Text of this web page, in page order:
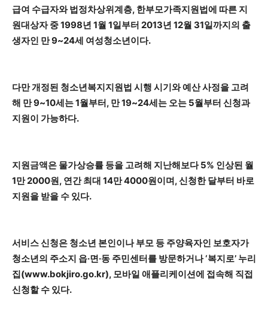
급여 수급자와 법정차상위계층, 한부모가족지원법에 따른 지
원대상자 중 1998년 1월 1일부터 2013년 12월 31일까지의 출
생자인 만 9~24세 여성청소년이다.
다만 개정된 청소년복지지원법 시행 시기와 예산 사정을 고려
해 만 9~10세는 1월부터, 만 19~24세는 오는 5월부터 신청과
지원이 가능하다.
지원금액은 물가상승률 등을 고려해 지난해보다 5% 인상된 월
1만 2000원, 연간 최대 14만 4000원이며, 신청한 달부터 바로
지원을 받을 수 있다.
서비스 신청은 청소년 본인이나 부모 등 주양육자인 보호자가
청소년의 주소지 읍·면·동 주민센터를 방문하거나 ‘복지로’ 누리
집(www.bokjiro.go.kr), 모바일 애플리케이션에 접속해 직접
신청할 수 있다.